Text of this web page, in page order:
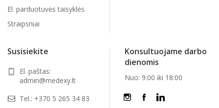
El. parduotuvės taisyklės
Straipsniai
Susisiekite
El. paštas:
admin@medexy.lt
Tel.: +370 5 265 34 83
Konsultuojame darbo
dienomis
Nuo: 9:00 iki 18:00